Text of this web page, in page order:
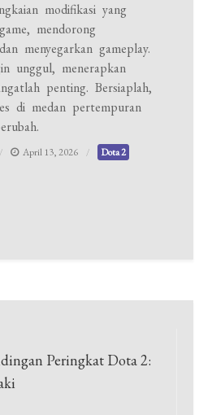
modifikasi yang
mendorong
menyegarkan gameplay.
unggul, menerapkan
penting. Bersiaplah,
di medan pertempuran
April 13, 2026 Dota 2
Peringkat Dota 2: